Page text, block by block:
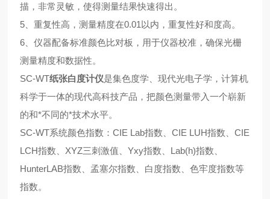
描，非常灵敏，使得测量结果快速得出。
5、重复性高，测量精度在0.01以内，重复性好和度高。
6、仪器配备标准颜色比对板，用于仪器校准，确保光栅
测量精度和数据性。
SC-WT纸张白度计仪是集色度学、现代光电子学，计算机
科学于一体的现代高科技产品，把颜色测量带入一个崭新
的和*不同的*技术水平。
SC-WT系统颜色指数：CIE Lab指数、CIE LUH指数、CIE
LCH指数、XYZ三刺激值、Yxy指数、Lab(h)指数、
HunterLAB指数、孟塞尔指数、白度指数、色牢度指数等
指数。